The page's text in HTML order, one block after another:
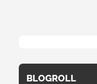
BLOGROLL